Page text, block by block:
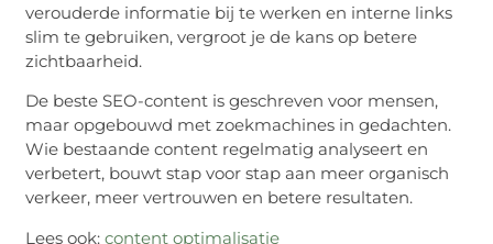
verouderde informatie bij te werken en interne links
slim te gebruiken, vergroot je de kans op betere
zichtbaarheid.
De beste SEO-content is geschreven voor mensen,
maar opgebouwd met zoekmachines in gedachten.
Wie bestaande content regelmatig analyseert en
verbetert, bouwt stap voor stap aan meer organisch
verkeer, meer vertrouwen en betere resultaten.
Lees ook:content optimalisatie